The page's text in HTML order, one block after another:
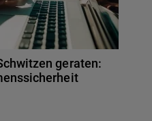
geraten: